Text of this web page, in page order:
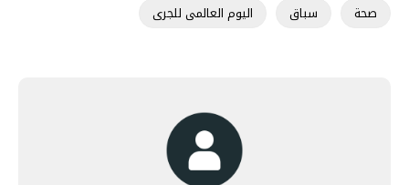
صحة سباق اليوم العالمى للجرى